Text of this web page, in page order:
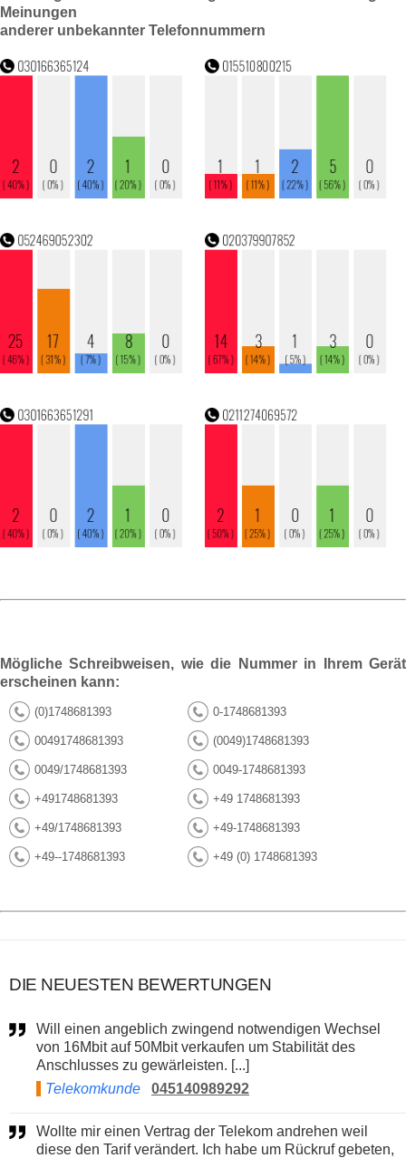
Meinungen
anderer unbekannter Telefonnummern
Mögliche Schreibweisen, wie die Nummer in Ihrem Gerät
erscheinen kann:
(0)1748681393 0-1748681393
00491748681393 (0049)1748681393
0049/1748681393 0049-1748681393
+491748681393 +49 1748681393
+49/1748681393 +49-1748681393
+49--1748681393 +49 (0) 1748681393
DIE NEUESTEN BEWERTUNGEN
Will einen angeblich zwingend notwendigen Wechsel
von 16Mbit auf 50Mbit verkaufen um Stabilität des
Anschlusses zu gewärleisten. [...]
Telekomkunde
045140989292
Wollte mir einen Vertrag der Telekom andrehen weil
diese den Tarif verändert. Ich habe um Rückruf gebeten,